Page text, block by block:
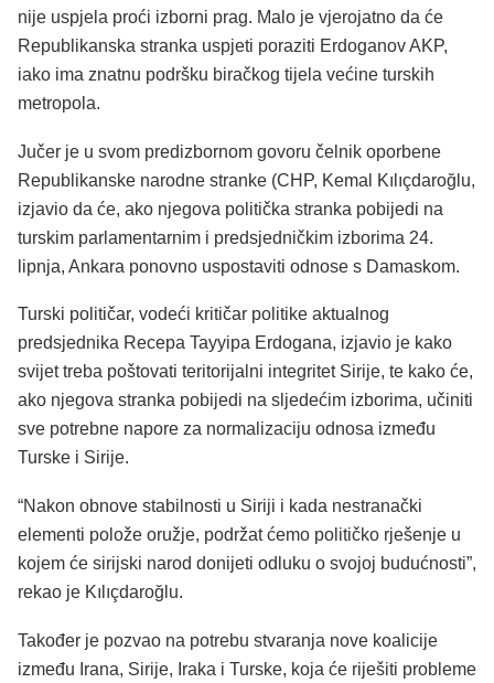
nije uspjela proći izborni prag. Malo je vjerojatno da će
Republikanska stranka uspjeti poraziti Erdoganov AKP,
iako ima znatnu podršku biračkog tijela većine turskih
metropola.
Jučer je u svom predizbornom govoru čelnik oporbene
Republikanske narodne stranke (CHP, Kemal Kılıçdaroğlu,
izjavio da će, ako njegova politička stranka pobijedi na
turskim parlamentarnim i predsjedničkim izborima 24.
lipnja, Ankara ponovno uspostaviti odnose s Damaskom.
Turski političar, vodeći kritičar politike aktualnog
predsjednika Recepa Tayyipa Erdogana, izjavio je kako
svijet treba poštovati teritorijalni integritet Sirije, te kako će,
ako njegova stranka pobijedi na sljedećim izborima, učiniti
sve potrebne napore za normalizaciju odnosa između
Turske i Sirije.
“Nakon obnove stabilnosti u Siriji i kada nestranački
elementi polože oružje, podržat ćemo političko rješenje u
kojem će sirijski narod donijeti odluku o svojoj budućnosti”,
rekao je Kılıçdaroğlu.
Također je pozvao na potrebu stvaranja nove koalicije
između Irana, Sirije, Iraka i Turske, koja će riješiti probleme